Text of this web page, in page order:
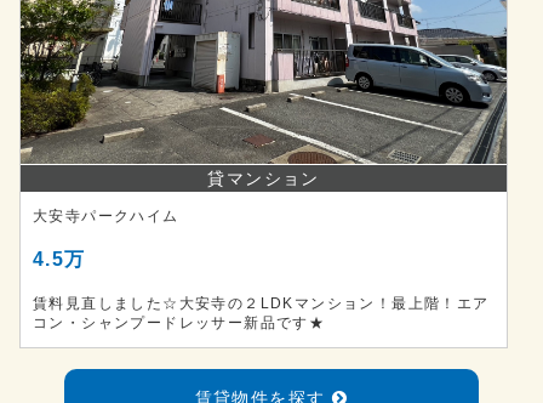
貸マンション
大安寺パークハイム
4.5万
賃料見直しました☆大安寺の２LDKマンション！最上階！エア
コン・シャンプードレッサー新品です★
賃貸物件を探す